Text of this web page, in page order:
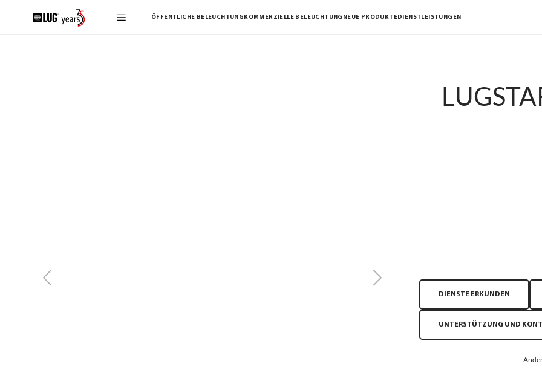
ÖFFENTLICHE BELEUCHTUNG KOMMERZIELLE BELEUCHTUNG NEUE PRODUKTEDIENSTLEISTUNGEN
Previous Next
DIENSTE ERKUNDEN
UNTERSTÜTZUNG UND